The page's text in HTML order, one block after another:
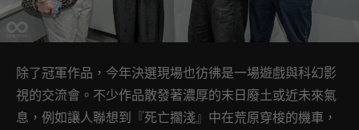
除了冠軍作品，今年決選現場也彷彿是一場遊戲與科幻影
視的交流會。不少作品散發著濃厚的末日廢土或近未來氣
息，例如讓人聯想到『死亡擱淺』中在荒原穿梭的機車，